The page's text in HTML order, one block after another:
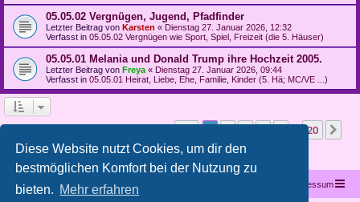
Diese Website nutzt Cookies, um dir den
bestmöglichen Komfort bei der Nutzung zu
bieten. Mehr erfahren
05.05.02 Vergnügen, Jugend, Pfadfinder
Letzter Beitrag von Karsten « Dienstag 27. Januar 2026, 12:32
Verfasst in 05.05.02 Vergnügen wie Sport, Spiel, Freizeit (die 5. Häuser)
05.05.01 Melania und Donald Trump ihre Hochzeit 2005.
Letzter Beitrag von Freya « Dienstag 27. Januar 2026, 09:44
Verfasst in 05.05.01 Heirat, Liebe, Ehe, Familie, Kinder (5. Hä; MC/VE ...)
Seite1von20 20
Startseite Portal Impressum